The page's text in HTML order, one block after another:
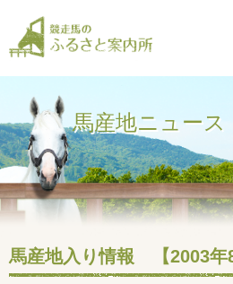
馬産地ニュース
馬産地入り情報 【2003年8